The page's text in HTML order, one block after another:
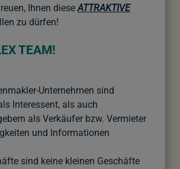
Ihnen diese ATTRAKTIVE
zu dürfen!
TEAM!
Unternehmen sind
Interessent, als auch
als Verkäufer bzw. Vermieter
und Informationen
sind keine kleinen Geschäfte